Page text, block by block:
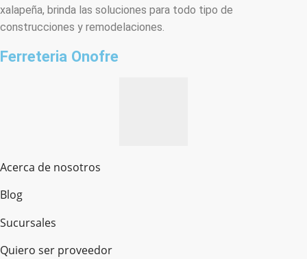
xalapeña, brinda las soluciones para todo tipo de
construcciones y remodelaciones.
Ferreteria Onofre
Acerca de nosotros
Blog
Sucursales
Quiero ser proveedor